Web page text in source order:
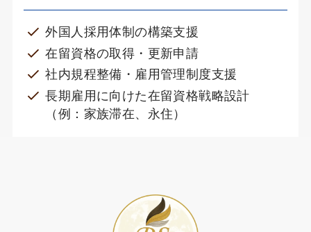
外国人採用体制の構築支援
在留資格の取得・更新申請
社内規程整備・雇用管理制度支援
長期雇用に向けた在留資格戦略設計
（例：家族滞在、永住）